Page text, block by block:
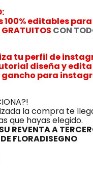
100% editables
GRATUITOS CON
tu perfil de
diseña y
gancho para
la compra te
que hayas elegido.
REVENTA A
FLORADISEGNO